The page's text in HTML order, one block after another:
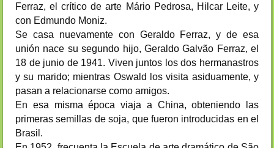
Ferraz, el crítico de arte Mário Pedrosa, Hilcar Leite, y
con Edmundo Moniz.
Se casa nuevamente con Geraldo Ferraz, y de esa
unión nace su segundo hijo, Geraldo Galvão Ferraz, el
18 de junio de 1941. Viven juntos los dos hermanastros
y su marido; mientras Oswald los visita asiduamente, y
pasan a relacionarse como amigos.
En esa misma época viaja a China, obteniendo las
primeras semillas de soja, que fueron introducidas en el
Brasil.